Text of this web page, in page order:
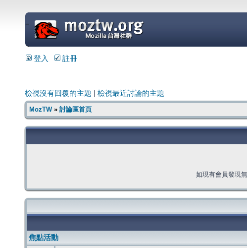
=
登入 註冊
檢視沒有回覆的主題 檢視最近討論的主題
MozTW» 討論區首頁
如現有會員發現
焦點活動